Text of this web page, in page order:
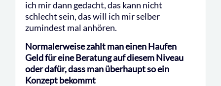
ich mir dann gedacht, das kann nicht
schlecht sein, das will ich mir selber
zumindest mal anhören.
Normalerweise zahlt man einen Haufen
Geld für eine Beratung auf diesem Niveau
oder dafür, dass man überhaupt so ein
Konzept bekommt